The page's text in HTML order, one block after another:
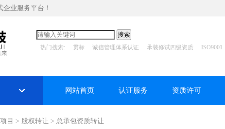
业服务平台！
热门搜索: 贯标 诚信管理体系认证 承装修试四级资质 ISO9001
网站首页 认证服务 资质许可
目 > 股权转让 > 总承包资质转让